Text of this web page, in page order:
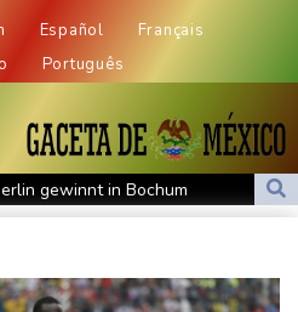
Español
Français
Português
gewinnt in Bochum
Zentralbank-Vorständin Cook
als 32 Millionen Euro gehen nach